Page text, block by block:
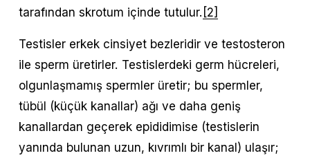
tarafından skrotum içinde tutulur. [2]
Testisler erkek cinsiyet bezleridir ve testosteron
ile sperm üretirler. Testislerdeki germ hücreleri,
olgunlaşmamış spermler üretir; bu spermler,
tübül (küçük kanallar) ağı ve daha geniş
kanallardan geçerek epididimise (testislerin
yanında bulunan uzun, kıvrımlı bir kanal) ulaşır;